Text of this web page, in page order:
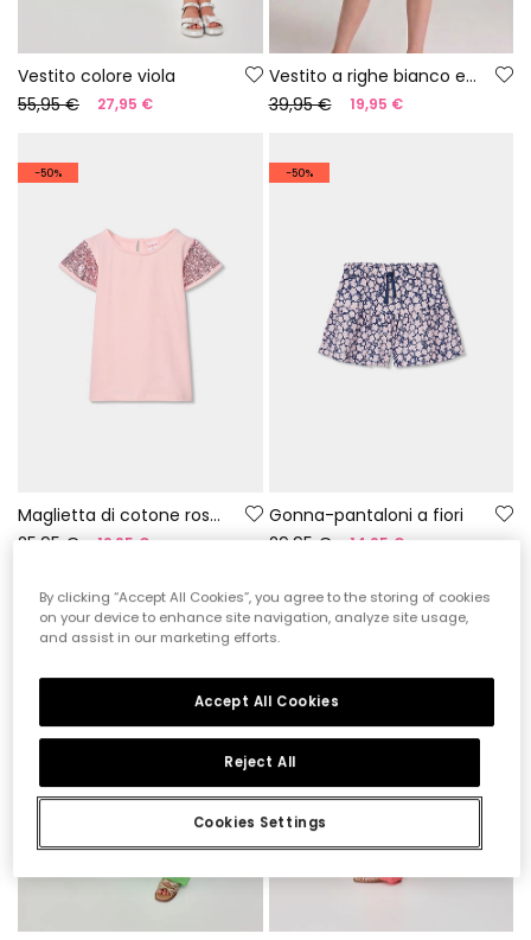
Vestito colore viola
55,95 €
27,95 €
Vestito a righe bianco e blu navy
39,95 €
19,95 €
-50%
Maglietta di cotone rosa bambina
25,95 €
12,95 €
-50%
Gonna-pantaloni a fiori
29,95 €
14,95 €
-60% -50%
By clicking “Accept All Cookies”, you agree to the storing of cookies
on your device to enhance site navigation, analyze site usage,
and assist in our marketing efforts.
Cookies Settings
Reject All
Accept All Cookies